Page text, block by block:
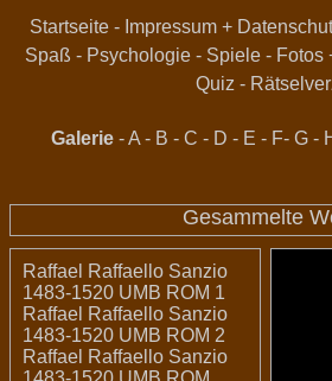
Startseite- Impressum +
Spaß - Psychologie- Spiele- Fotos
Quiz -
Galerie -A - B - C - D - E - F- G -
Gesammelte
Raffael Raffaello Sanzio
1483-1520 UMB ROM 1
Raffael Raffaello Sanzio
1483-1520 UMB ROM 2
Raffael Raffaello Sanzio